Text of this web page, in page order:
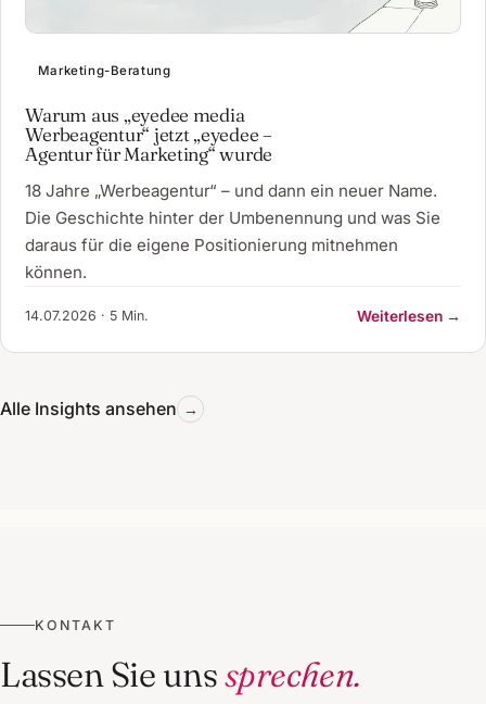
Marketing-Beratung
Warum aus „eyedee media
Werbeagentur“ jetzt „eyedee –
Agentur für Marketing“ wurde
18 Jahre „Werbeagentur“ – und dann ein neuer Name.
Die Geschichte hinter der Umbenennung und was Sie
daraus für die eigene Positionierung mitnehmen
können.
14.07.2026 · 5 Min. Weiterlesen →
Alle Insights ansehen
KONTAKT
Lassen Sie unssprechen.